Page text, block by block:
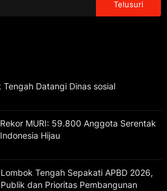
Datangi Dinas sosial
MURI: 59.800 Anggota Serentak
Hijau
Tengah Sepakati APBD 2026,
dan Prioritas Pembangunan